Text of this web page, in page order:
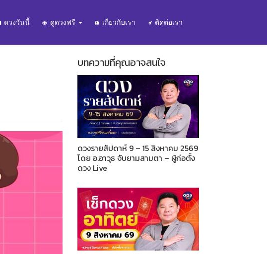
ดวงวันนี้ ดูดวงฟรี เกี่ยวกับเรา ติดต่อเรา
บทความที่คุณอาจสนใจ
ดวงรายสัปดาห์ 9 – 15 สิงหาคม 2569
โดย อ.อาวุธ จับยามสามตา – ผู้ก่อตั้ง
ดวง Live